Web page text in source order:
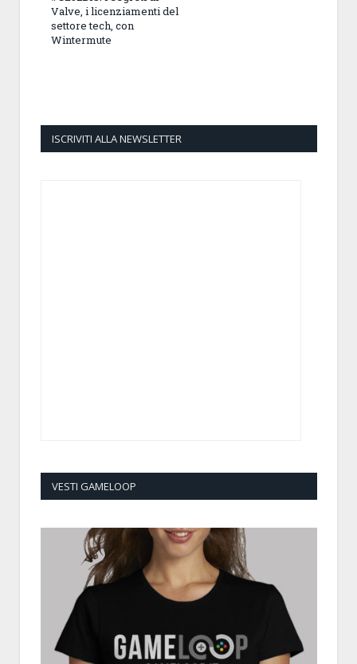
Valve, i licenziamenti del
settore tech, con
Wintermute
ISCRIVITI ALLA NEWSLETTER
VESTI GAMELOOP